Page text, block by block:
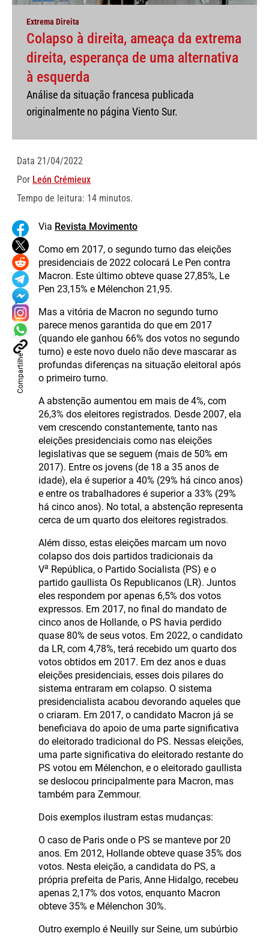
Extrema Direita
Colapso à direita, ameaça da extrema
direita, esperança de uma alternativa
à esquerda
Análise da situação francesa publicada
originalmente no página Viento Sur.
Data 21/04/2022
Por León Crémieux
Tempo de leitura: 14 minutos.
Compartilhe
Via Revista Movimento
Como em 2017, o segundo turno das eleições
presidenciais de 2022 colocará Le Pen contra
Macron. Este último obteve quase 27,85%, Le
Pen 23,15% e Mélenchon 21,95.
Mas a vitória de Macron no segundo turno
parece menos garantida do que em 2017
(quando ele ganhou 66% dos votos no segundo
turno) e este novo duelo não deve mascarar as
profundas diferenças na situação eleitoral após
o primeiro turno.
A abstenção aumentou em mais de 4%, com
26,3% dos eleitores registrados. Desde 2007, ela
vem crescendo constantemente, tanto nas
eleições presidenciais como nas eleições
legislativas que se seguem (mais de 50% em
2017). Entre os jovens (de 18 a 35 anos de
idade), ela é superior a 40% (29% há cinco anos)
e entre os trabalhadores é superior a 33% (29%
há cinco anos). No total, a abstenção representa
cerca de um quarto dos eleitores registrados.
Além disso, estas eleições marcam um novo
colapso dos dois partidos tradicionais da
Va República, o Partido Socialista (PS) e o
partido gaullista Os Republicanos (LR). Juntos
eles respondem por apenas 6,5% dos votos
expressos. Em 2017, no final do mandato de
cinco anos de Hollande, o PS havia perdido
quase 80% de seus votos. Em 2022, o candidato
da LR, com 4,78%, terá recebido um quarto dos
votos obtidos em 2017. Em dez anos e duas
eleições presidenciais, esses dois pilares do
sistema entraram em colapso. O sistema
presidencialista acabou devorando aqueles que
o criaram. Em 2017, o candidato Macron já se
beneficiava do apoio de uma parte significativa
do eleitorado tradicional do PS. Nessas eleições,
uma parte significativa do eleitorado restante do
PS votou em Mélenchon, e o eleitorado gaullista
se deslocou principalmente para Macron, mas
também para Zemmour.
Dois exemplos ilustram estas mudanças:
O caso de Paris onde o PS se manteve por 20
anos. Em 2012, Hollande obteve quase 35% dos
votos. Nesta eleição, a candidata do PS, a
própria prefeita de Paris, Anne Hidalgo, recebeu
apenas 2,17% dos votos, enquanto Macron
obteve 35% e Mélenchon 30%.
Outro exemplo é Neuilly sur Seine, um subúrbio